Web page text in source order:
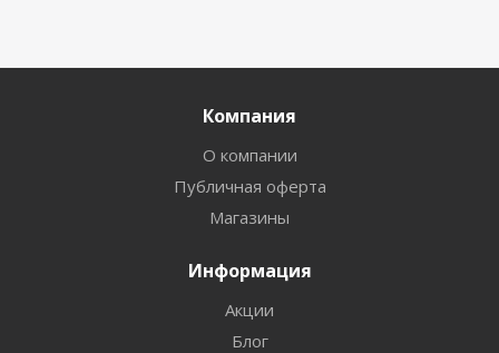
Компания
О компании
Публичная оферта
Магазины
Информация
Акции
Блог